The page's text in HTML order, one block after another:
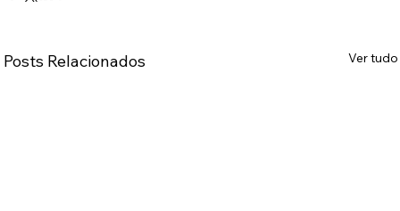
Posts Relacionados Ver tudo